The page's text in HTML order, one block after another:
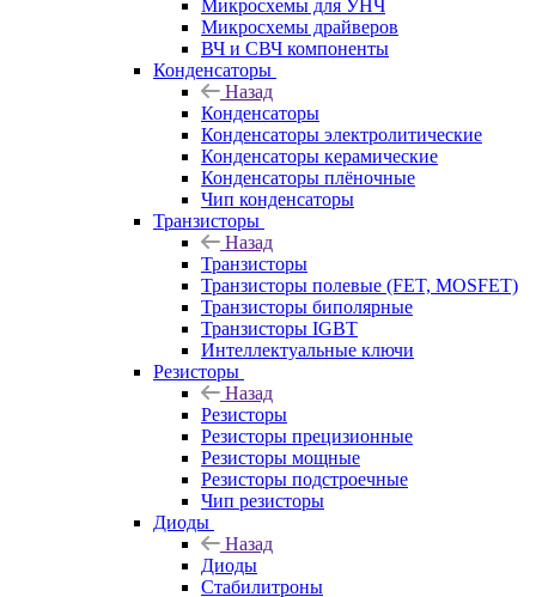
Микросхемы для УНЧ
Микросхемы драйверов
ВЧ и СВЧ компоненты
Конденсаторы
Назад
Конденсаторы
Конденсаторы электролитические
Конденсаторы керамические
Конденсаторы плёночные
Чип конденсаторы
Транзисторы
Назад
Транзисторы
Транзисторы полевые (FET, MOSFET)
Транзисторы биполярные
Транзисторы IGBT
Интеллектуальные ключи
Резисторы
Назад
Резисторы
Резисторы прецизионные
Резисторы мощные
Резисторы подстроечные
Чип резисторы
Диоды
Назад
Диоды
Стабилитроны